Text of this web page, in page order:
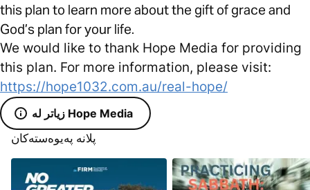
this plan to learn more about the gift of grace and
God’s plan for your life.
We would like to thank Hope Media for providing
this plan. For more information, please visit:
https://hope1032.com.au/real-hope/
زیاتر لە Hope Media
پلانە پەیوەستەکان